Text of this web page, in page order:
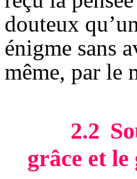
douteux
énigme sans
même, par le
2.2
grâce et